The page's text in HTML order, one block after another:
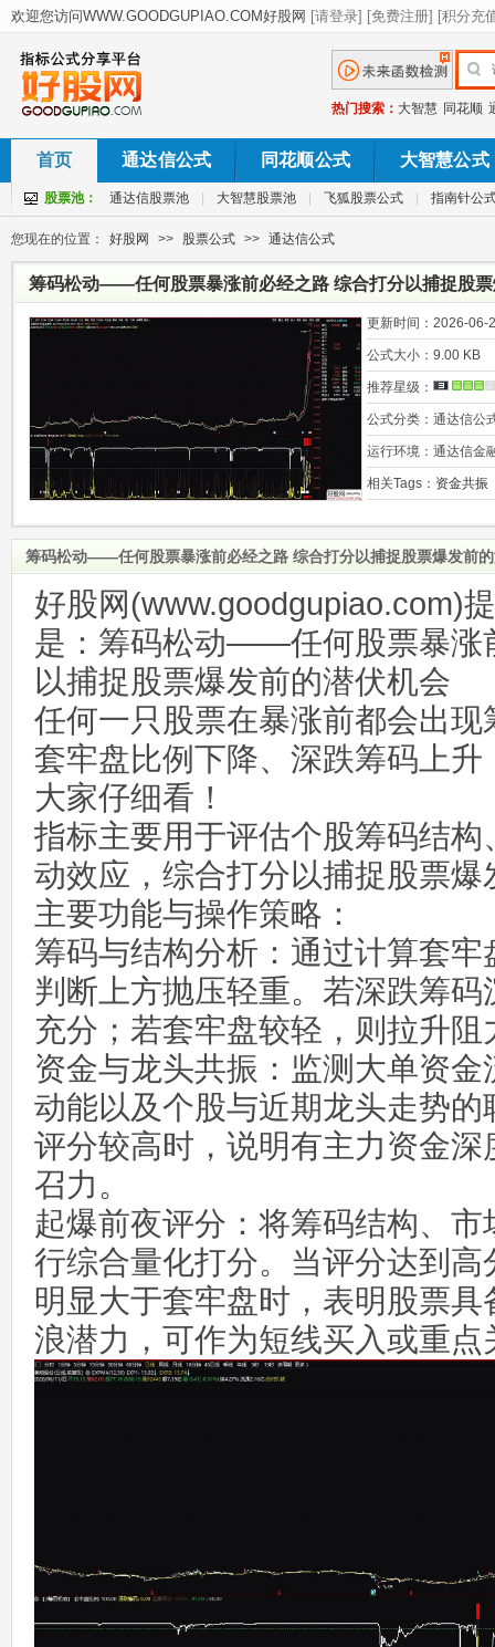
热门搜索： 大智慧 同花顺
首页 通达信公式 同花顺公式 大智慧公式
股票池： 通达信股票池 大智慧股票池 飞狐股票公式 指南针公
您现在的位置： 好股网 >> 股票公式 >> 通达信公式
筹码松动——任何股票暴涨前必经之路 综合打分以捕捉股
更新时间： 2026-06-
公式大小： 9.00 KB
推荐星级：
公式分类： 通达信公
运行环境： 通达信金
相关Tags： 资金共振
筹码松动——任何股票暴涨前必经之路 综合打分以捕捉股票爆发前
好股网(www.goodgupiao.com)
是：筹码松动——任何股票暴涨
以捕捉股票爆发前的潜伏机会
任何一只股票在暴涨前都会出
套牢盘比例下降、深跌筹码上
大家仔细看！
指标主要用于评估个股筹码结
动效应，综合打分以捕捉股票
主要功能与操作策略：
筹码与结构分析：通过计算套
判断上方抛压轻重。若深跌筹
充分；若套牢盘较轻，则拉升阻
资金与龙头共振：监测大单资
动能以及个股与近期龙头走势
评分较高时，说明有主力资金
召力。
起爆前夜评分：将筹码结构、
行综合量化打分。当评分达到
明显大于套牢盘时，表明股票
浪潜力，可作为短线买入或重点